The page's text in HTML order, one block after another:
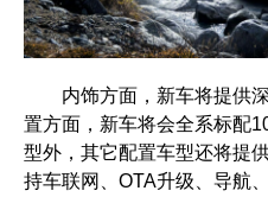
内饰方面，新车将提供深
置方面，新车将会全系标配
型外，其它配置车型还将提
持车联网、OTA升级、导航